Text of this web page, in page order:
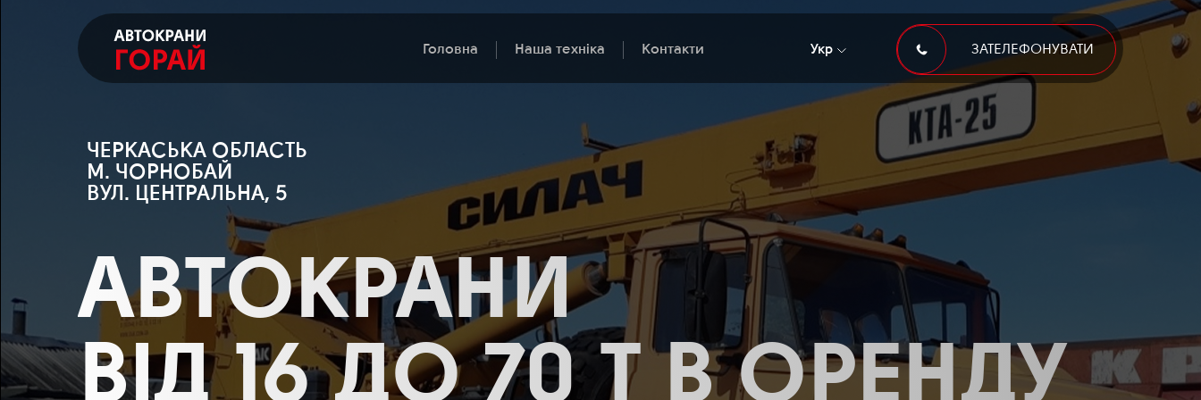
Головна Наша техніка Контакти Укр ЗАТЕЛЕФОНУВАТИ
ЧЕРКАСЬКА ОБЛАСТЬ
М. ЧОРНОБАЙ
ВУЛ. ЦЕНТРАЛЬНА, 5
АВТОКРАНИ
ВІД 16 ДО 70 Т В ОРЕНДУ